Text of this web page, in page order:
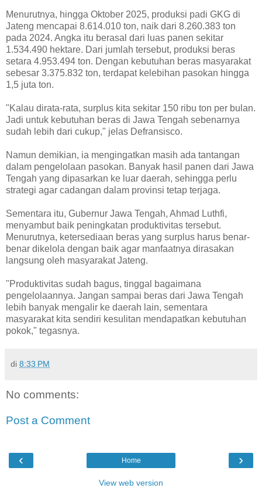
Menurutnya, hingga Oktober 2025, produksi padi GKG di
Jateng mencapai 8.614.010 ton, naik dari 8.260.383 ton
pada 2024. Angka itu berasal dari luas panen sekitar
1.534.490 hektare. Dari jumlah tersebut, produksi beras
setara 4.953.494 ton. Dengan kebutuhan beras masyarakat
sebesar 3.375.832 ton, terdapat kelebihan pasokan hingga
1,5 juta ton.
"Kalau dirata-rata, surplus kita sekitar 150 ribu ton per bulan.
Jadi untuk kebutuhan beras di Jawa Tengah sebenarnya
sudah lebih dari cukup," jelas Defransisco.
Namun demikian, ia mengingatkan masih ada tantangan
dalam pengelolaan pasokan. Banyak hasil panen dari Jawa
Tengah yang dipasarkan ke luar daerah, sehingga perlu
strategi agar cadangan dalam provinsi tetap terjaga.
Sementara itu, Gubernur Jawa Tengah, Ahmad Luthfi,
menyambut baik peningkatan produktivitas tersebut.
Menurutnya, ketersediaan beras yang surplus harus benar-
benar dikelola dengan baik agar manfaatnya dirasakan
langsung oleh masyarakat Jateng.
"Produktivitas sudah bagus, tinggal bagaimana
pengelolaannya. Jangan sampai beras dari Jawa Tengah
lebih banyak mengalir ke daerah lain, sementara
masyarakat kita sendiri kesulitan mendapatkan kebutuhan
pokok," tegasnya.
di 8:33 PM
No comments:
Post a Comment
‹ ›
Home
View web version